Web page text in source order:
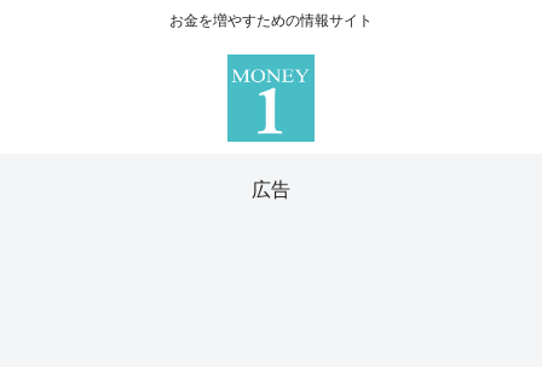
お金を増やすための情報サイト
広告